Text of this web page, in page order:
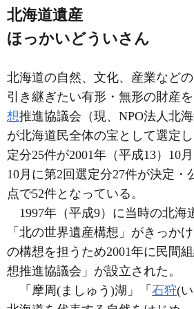
北海道遺産
ほっかいどういさん
北海道の自然、文化、産業など
引き継ぎたい有形・無形の財産
想推進協議会（現、NPO法人北
が北海道民全体の宝として選定
定分25件が2001年（平成13）10
10月に第2回選定分27件が決定・
点で52件となっている。
1997年（平成9）に当時の北海
「北の世界遺産構想」がきっか
の構想を担うため2001年に民間
想推進協議会」が設立された。
「摩周(ましゅう)湖」「 石狩(